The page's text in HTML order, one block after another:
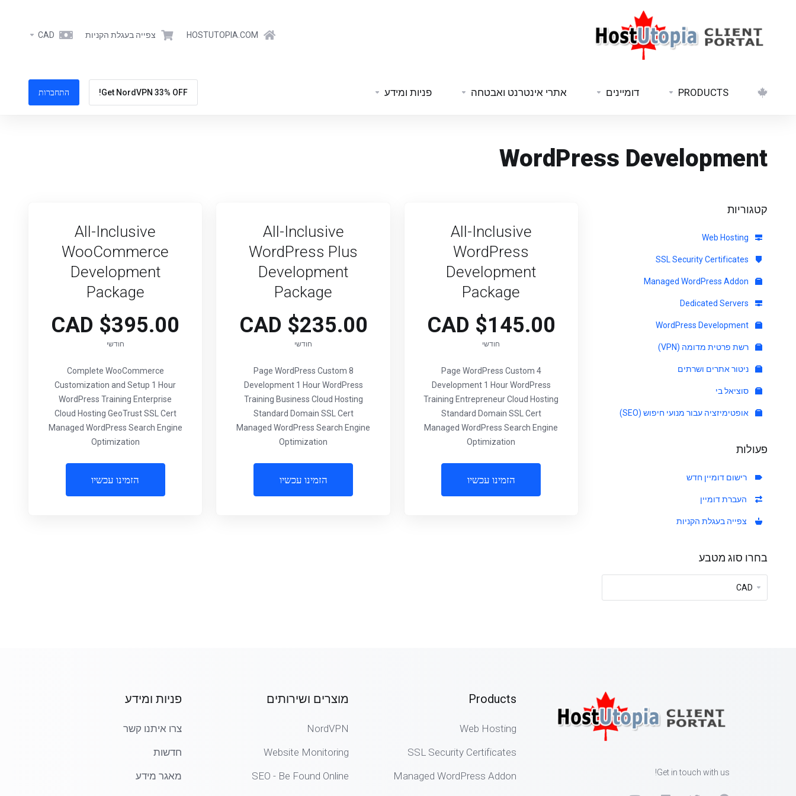
HOSTUTOPIA.COM צפייה בעגלת הקניות CAD
PRODUCTS דומיינים אתרי אינטרנט ואבטחה פניות ומידע Get NordVPN 33% OFF! התחברות
WordPress Development
קטגוריות
רשת פרטית מדומה (VPN)
ניטור אתרים ושרתים
סוציאל בי
אופטימיזציה עבור מנועי חיפוש (SEO)
פעולות
רישום דומיין חדש
העברת דומיין
צפייה בעגלת הקניות
בחרו סוג מטבע
All-Inclusive
WordPress
Development
Package
$145.00 CAD
חודשי
4 Page WordPress Custom
Development 1 Hour WordPress
Training Entrepreneur Cloud Hosting
Standard Domain SSL Cert
Managed WordPress Search Engine
Optimization
הזמינו עכשיו
All-Inclusive
WordPress Plus
Development
Package
$235.00 CAD
חודשי
8 Page WordPress Custom
Development 1 Hour WordPress
Training Business Cloud Hosting
Standard Domain SSL Cert
Managed WordPress Search Engine
Optimization
הזמינו עכשיו
All-Inclusive
WooCommerce
Development
Package
$395.00 CAD
חודשי
Complete WooCommerce
Customization and Setup 1 Hour
WordPress Training Enterprise
Cloud Hosting GeoTrust SSL Cert
Managed WordPress Search Engine
Optimization
הזמינו עכשיו
Get in touch with us!
Products
Web Hosting
SSL Security Certificates
Managed WordPress Addon
מוצרים ושירותים
NordVPN
Website Monitoring
SEO - Be Found Online
פניות ומידע
צרו איתנו קשר
חדשות
מאגר מידע